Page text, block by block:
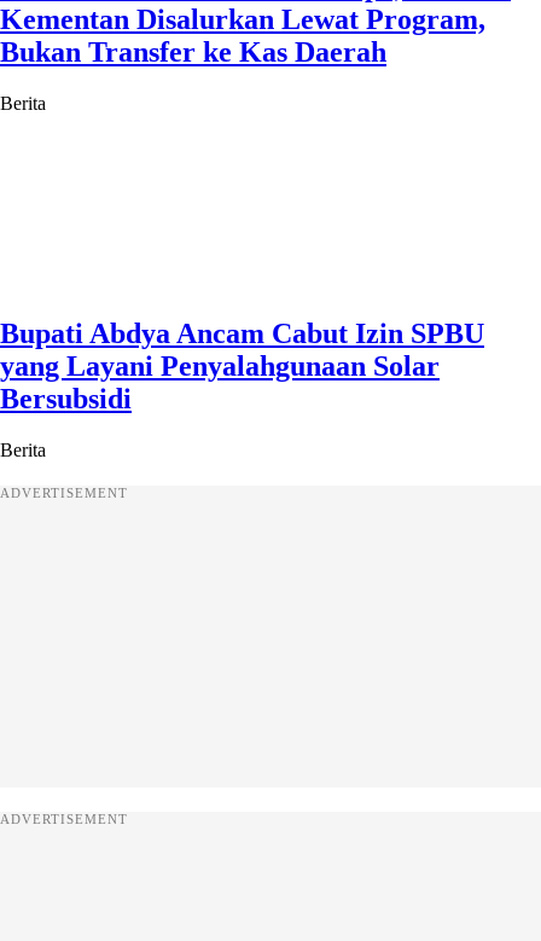
Kementan Disalurkan Lewat Program,
Bukan Transfer ke Kas Daerah
Berita
Bupati Abdya Ancam Cabut Izin SPBU
yang Layani Penyalahgunaan Solar
Bersubsidi
Berita
ADVERTISEMENT
ADVERTISEMENT